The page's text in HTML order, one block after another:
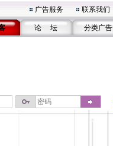
广告服务 联系我们
论 坛 分类广告